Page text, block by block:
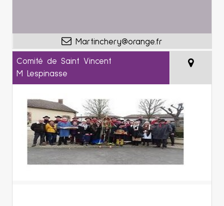
Martinchery@orange.fr
Comité de Saint Vincent
M Lespinasse